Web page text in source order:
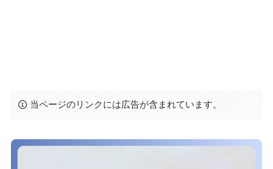
当ページのリンクには広告が含まれています。